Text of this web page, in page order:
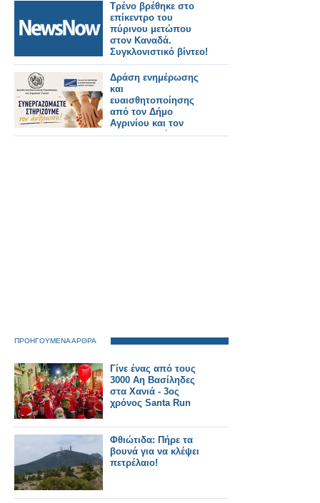
Τρένο βρέθηκε στο
επίκεντρο του
πύρινου μετώπου
στον Καναδά.
Συγκλονιστικό βίντεο!
Δράση ενημέρωσης
και
ευαισθητοποίησης
από τον Δήμο
Αγρινίου και τον
ΣΕΕΔΑ με μήνυμα
ΠΡΟΗΓΟΥΜΕΝΑ ΑΡΘΡΑ
Γίνε ένας από τους
3000 Αη Βασίληδες
στα Χανιά - 3ος
χρόνος Santa Run
Φθιώτιδα: Πήρε τα
βουνά για να κλέψει
πετρέλαιο!